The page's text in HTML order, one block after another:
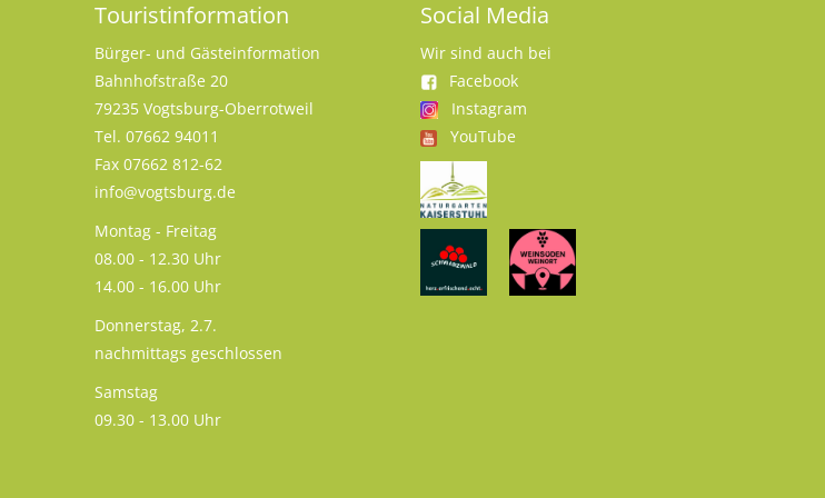
Touristinformation
Bürger- und Gästeinformation
Bahnhofstraße 20
79235 Vogtsburg-Oberrotweil
Tel. 07662 94011
Fax 07662 812-62
info@vogtsburg.de
Montag - Freitag
08.00 - 12.30 Uhr
14.00 - 16.00 Uhr
Donnerstag, 2.7.
nachmittags geschlossen
Samstag
09.30 - 13.00 Uhr
Social Media
Wir sind auch bei
Facebook
Instagram
YouTube